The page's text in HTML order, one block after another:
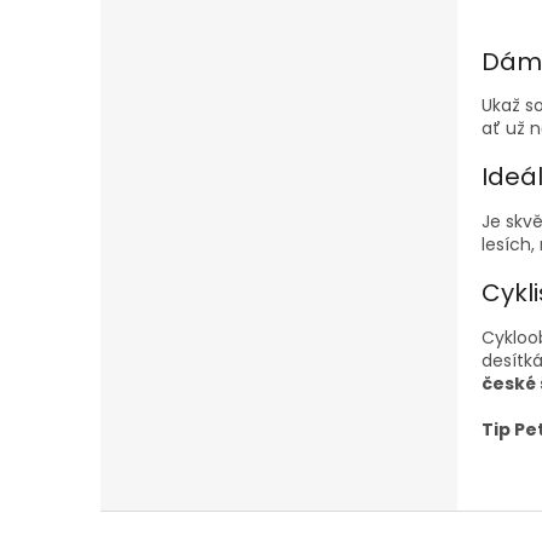
Ukaž
ať už
Je
lesích,
české
Tip